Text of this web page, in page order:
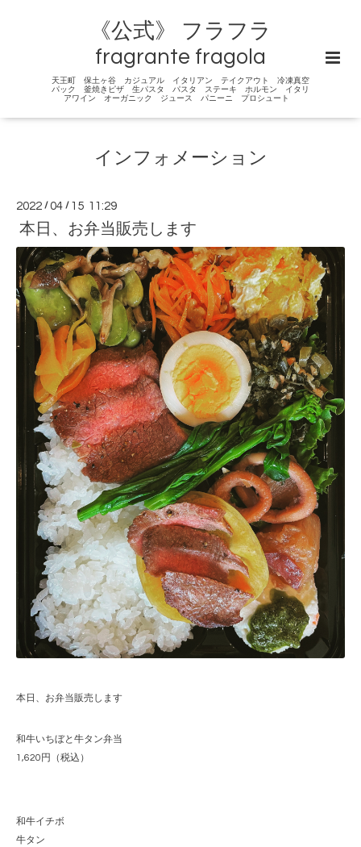
《公式》 フラフラ
fragrante fragola
天王町 保土ヶ谷 カジュアル イタリアン テイクアウト 冷凍真空
パック 釜焼きピザ 生パスタ パスタ ステーキ ホルモン イタリ
アワイン オーガニック ジュース パニーニ プロシュート
インフォメーション
2022 /04 / 15 11:29
本日、お弁当販売します
本日、お弁当販売します
和牛いちぼと牛タン弁当
1,620 円（税込）
和牛イチボ
牛タン